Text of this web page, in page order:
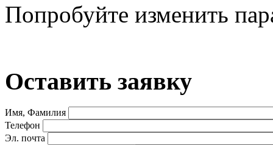
Попробуйте изменить
Оставить заявку
Имя, Фамилия
Телефон
Эл. почта